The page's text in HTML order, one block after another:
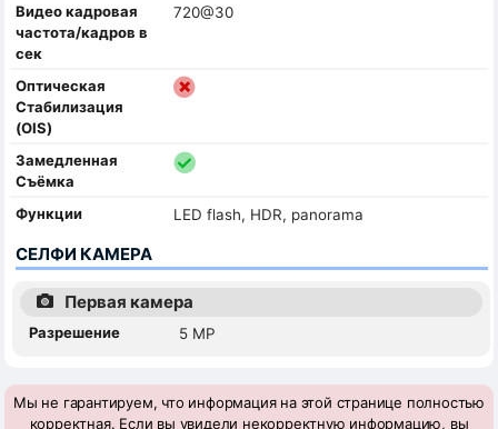
Видео кадровая
частота/кадров в
сек
720@30
Оптическая
Стабилизация
(OIS)
Замедленная
Съёмка
Функции
LED flash, HDR, panorama
СЕЛФИ КАМЕРА
Первая камера
Разрешение 5 MP
Мы не гарантируем, что информация на этой странице полностью
корректная. Если вы увидели некорректную информацию, вы